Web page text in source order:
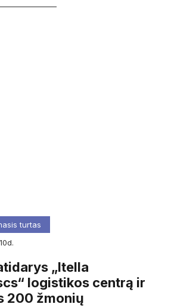
turtas
10d.
„Itella
logistikos centrą ir
200 žmonių